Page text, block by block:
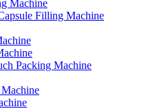
Machine
Filling Machine
Packing Machine